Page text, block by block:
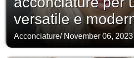
versatile e
Acconciature/ November 06, 2023